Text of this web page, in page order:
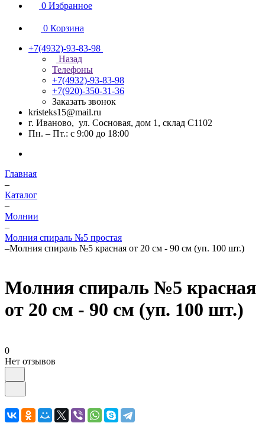
0 Избранное
0 Корзина
+7(4932)-93-83-98
Назад
Телефоны
+7(4932)-93-83-98
+7(920)-350-31-36
Заказать звонок
kristeks15@mail.ru
г. Иваново, ул. Сосновая, дом 1, склад С1102
Пн. – Пт.: с 9:00 до 18:00
Главная
–
Каталог
–
Молнии
–
Молния спираль №5 простая
–Молния спираль №5 красная от 20 см - 90 см (уп. 100 шт.)
Молния спираль №5 красная
от 20 см - 90 см (уп. 100 шт.)
0
Нет отзывов